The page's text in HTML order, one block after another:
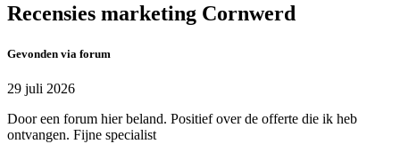
Recensies marketing Cornwerd
Gevonden via forum
29 juli 2026
Door een forum hier beland. Positief over de offerte die ik heb
ontvangen. Fijne specialist